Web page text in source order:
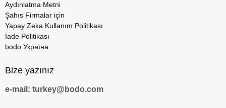
Aydınlatma Metni
Şahıs Firmalar için
Yapay Zeka Kullanım Politikası
İade Politikası
bodo Україна
Bize yazınız
e-mail: turkey@bodo.com